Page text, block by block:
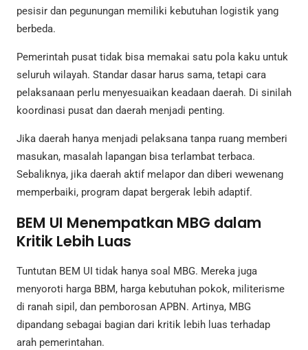
pesisir dan pegunungan memiliki kebutuhan logistik yang
berbeda.
Pemerintah pusat tidak bisa memakai satu pola kaku untuk
seluruh wilayah. Standar dasar harus sama, tetapi cara
pelaksanaan perlu menyesuaikan keadaan daerah. Di sinilah
koordinasi pusat dan daerah menjadi penting.
Jika daerah hanya menjadi pelaksana tanpa ruang memberi
masukan, masalah lapangan bisa terlambat terbaca.
Sebaliknya, jika daerah aktif melapor dan diberi wewenang
memperbaiki, program dapat bergerak lebih adaptif.
BEM UI Menempatkan MBG dalam
Kritik Lebih Luas
Tuntutan BEM UI tidak hanya soal MBG. Mereka juga
menyoroti harga BBM, harga kebutuhan pokok, militerisme
di ranah sipil, dan pemborosan APBN. Artinya, MBG
dipandang sebagai bagian dari kritik lebih luas terhadap
arah pemerintahan.